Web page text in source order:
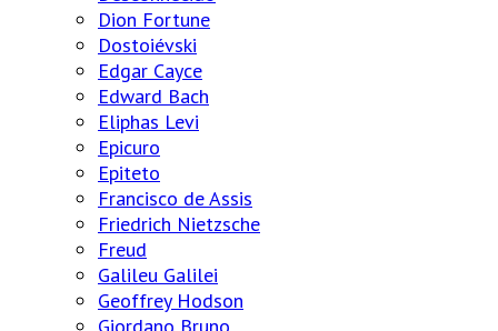
Dion Fortune
Dostoiévski
Edgar Cayce
Edward Bach
Eliphas Levi
Epicuro
Epiteto
Francisco de Assis
Friedrich Nietzsche
Freud
Galileu Galilei
Geoffrey Hodson